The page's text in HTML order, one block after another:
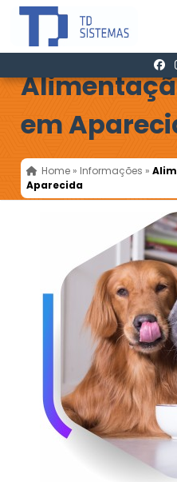
em
Home » Informações »
Aparecida